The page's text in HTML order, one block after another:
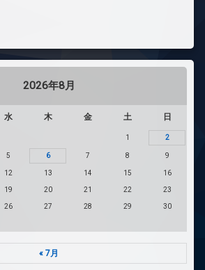
2026年8月
水 木 金 土 日
1 2
5 6 7 8 9
12 13 14 15 16
19 20 21 22 23
26 27 28 29 30
« 7月